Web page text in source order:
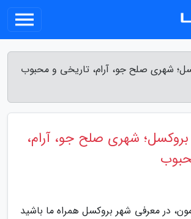
شهری صلح جو، آرام، تاریخی و محبوب
شهری صلح جو، آرام،
در معرفی شهر بروکسل همراه ما باشید